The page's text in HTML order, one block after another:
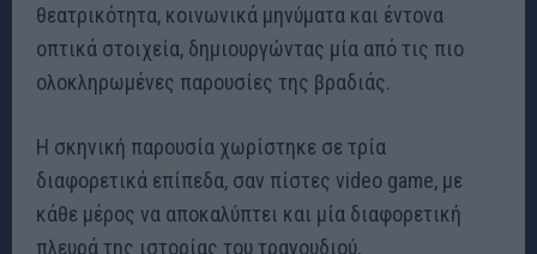
θεατρικότητα, κοινωνικά μηνύματα και έντονα
οπτικά στοιχεία, δημιουργώντας μία από τις πιο
ολοκληρωμένες παρουσίες της βραδιάς.
Η σκηνική παρουσία χωρίστηκε σε τρία
διαφορετικά επίπεδα, σαν πίστες video game, με
κάθε μέρος να αποκαλύπτει και μία διαφορετική
πλευρά της ιστορίας του τραγουδιού.